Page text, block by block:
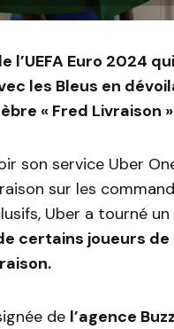
l’UEFA Euro 2024
les Bleus en
« Fred Livraison
son service Uber
sur les
Uber a tourné un
certains joueurs de
de l’agence